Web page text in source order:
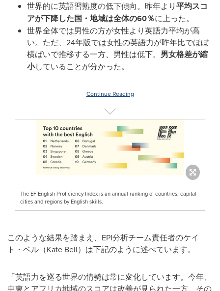
世界的に英語習熟度の低下傾向。昨年より平均スコ
アが下降した国・地域は全体の60％に上った。
世界全体では男性の方が女性より英語力平均が高
い。ただ、24年版では女性の英語力が昨年比でほぼ
横ばいで推移する一方、男性は低下。 男女格差が縮
小していることが分かった。
Continue Reading
The EF English Proficiency Index is an annual ranking of countries, capital
cities and regions by English skills.
このような結果を踏まえ、EPI分析チーム責任者のケイ
ト・ベル（Kate Bell）は下記のように述べています。
「英語力を巡る世界の情勢は常に変化しています。今年、
中東とアフリカ地域のスコアは改善が見られた一方、その